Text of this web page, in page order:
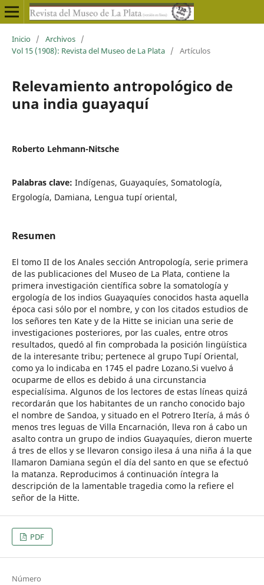
Inicio / Archivos /
Vol 15 (1908): Revista del Museo de La Plata / Artículos
Relevamiento antropológico de
una india guayaquí
Roberto Lehmann-Nitsche
Palabras clave: Indígenas, Guayaquíes, Somatología,
Ergología, Damiana, Lengua tupí oriental,
Resumen
El tomo II de los Anales sección Antropología, serie primera
de las publicaciones del Museo de La Plata, contiene la
primera investigación científica sobre la somatología y
ergología de los indios Guayaquíes conocidos hasta aquella
época casi sólo por el nombre, y con los citados estudios de
los señores ten Kate y de la Hitte se inician una serie de
investigaciones posteriores, por las cuales, entre otros
resultados, quedó al fin comprobada la posición lingüística
de la interesante tribu; pertenece al grupo Tupí Oriental,
como ya lo indicaba en 1745 el padre Lozano.Si vuelvo á
ocuparme de ellos es debido á una circunstancia
especialísima. Algunos de los lectores de estas líneas quizá
recordarán que los habitantes de un rancho conocido bajo
el nombre de Sandoa, y situado en el Potrero Itería, á más ó
menos tres leguas de Villa Encarnación, lleva ron á cabo un
asalto contra un grupo de indios Guayaquíes, dieron muerte
á tres de ellos y se llevaron consigo ilesa á una niña á la que
llamaron Damiana según el día del santo en que se efectuó
la matanza. Reproducimos á continuación íntegra la
descripción de la lamentable tragedia como la refiere el
señor de la Hitte.
PDF
Número